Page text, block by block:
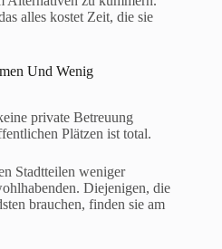
alles kostet Zeit, die sie
Und Wenig
private Betreuung
Plätzen ist total.
Stadtteilen weniger
Diejenigen, die
brauchen, finden sie am